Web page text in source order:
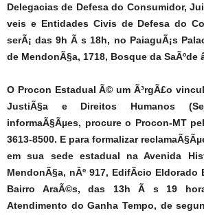
Delegacias de Defesa do Consumidor,
veis e Entidades Civis de Defesa do
serÃ¡ das 9h Ã s 18h, no PaiaguÃ¡s
de MendonÃ§a, 1718, Bosque da SaÃºde
O Procon Estadual Ã© um Ã³rgÃ£o
JustiÃ§a e Direitos Humanos
informaÃ§Ãµes, procure o Procon-MT
3613-8500. E para formalizar
em sua sede estadual na Avenida
MendonÃ§a, nÂº 917, EdifÃ­cio Eldorado
Bairro AraÃ©s, das 13h Ã s 19
Atendimento do Ganha Tempo, de